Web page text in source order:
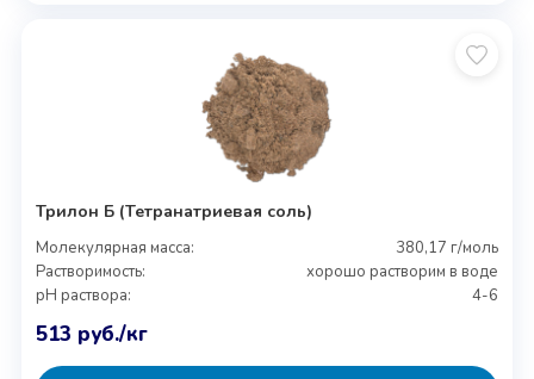
Трилон Б (Тетранатриевая соль)
Молекулярная масса:
380,17 г/моль
Растворимость:
хорошо растворим в воде
pH раствора:
4-6
513 руб./кг